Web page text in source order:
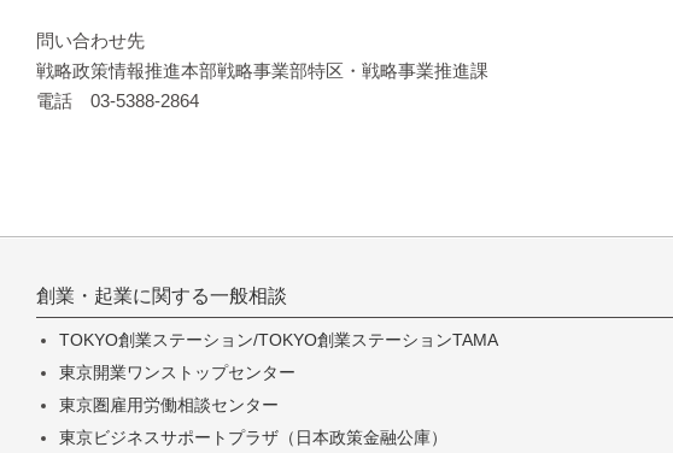
問い合わせ先
戦略政策情報推進本部戦略事業部特区・戦略事業推進課
電話 03-5388-2864
創業・起業に関する一般相談
TOKYO創業ステーション/TOKYO創業ステーションTAMA
東京開業ワンストップセンター
東京圏雇用労働相談センター
東京ビジネスサポートプラザ（日本政策金融公庫）